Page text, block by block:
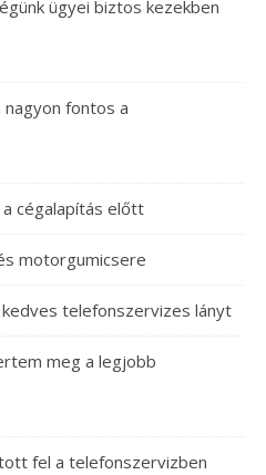
ügyei biztos kezekben
fontos a
a cégalapítás előtt
motorgumicsere
telefonszervizes lányt
meg a legjobb
fel a telefonszervizben